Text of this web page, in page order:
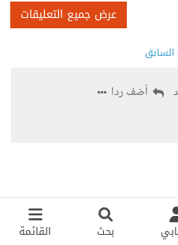
بحث القائمة
عرض جميع التعليقات
السابق
أضف ردا